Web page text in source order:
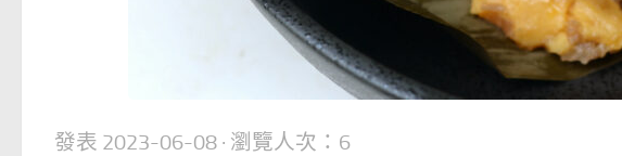
發表 2023-06-08 · 瀏覽人次：6